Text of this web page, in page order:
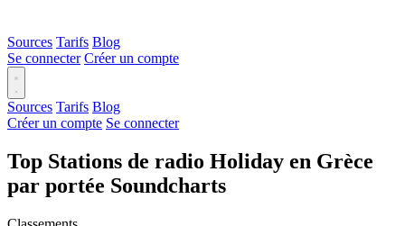
Sources Tarifs Blog
Se connecter Créer un compte
Sources Tarifs Blog
Créer un compte Se connecter
Top Stations de radio Holiday en Grèce
par portée Soundcharts